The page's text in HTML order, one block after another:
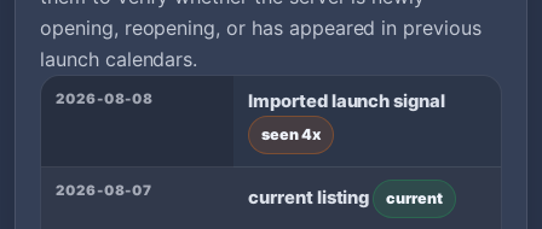
opening, reopening, or has appeared in previous
launch calendars.
2026-08-08 Imported launch signal
seen 4x
2026-08-07 current listing current